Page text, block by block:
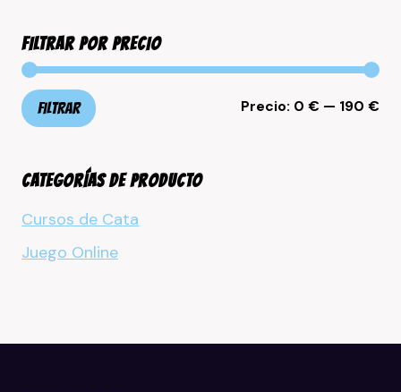
FILTRAR POR PRECIO
Filtrar Precio: 0 € — 190 €
CATEGORÍAS DE PRODUCTO
Cursos de Cata
Juego Online